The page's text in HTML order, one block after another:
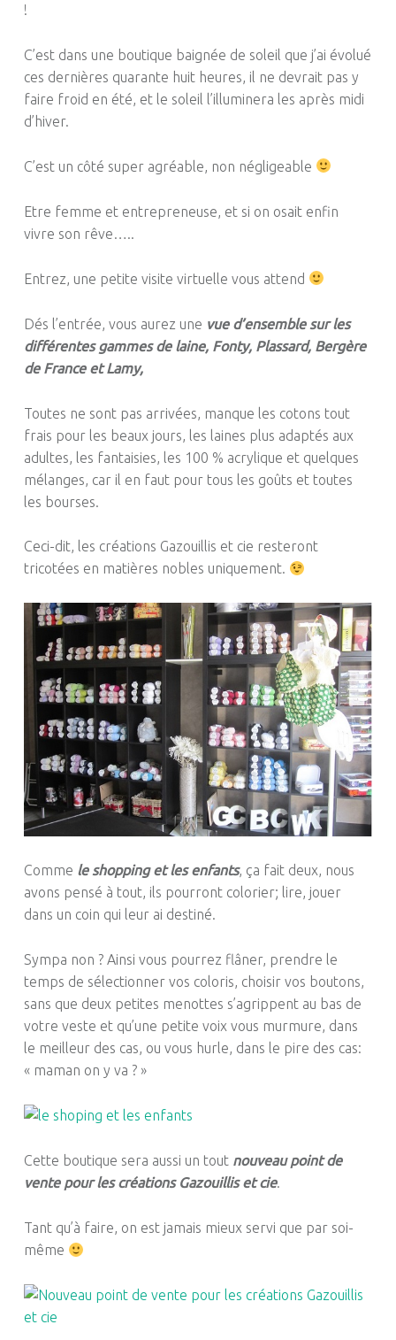
!
C’est dans une boutique baignée de soleil que j’ai évolué
ces dernières quarante huit heures, il ne devrait pas y
faire froid en été, et le soleil l’illuminera les après midi
d’hiver.
C’est un côté super agréable, non négligeable
Etre femme et entrepreneuse, et si on osait enfin
vivre son rêve…..
Entrez, une petite visite virtuelle vous attend
Dés l’entrée, vous aurez une vue d’ensemble sur les
différentes gammes de laine, Fonty, Plassard, Bergère
de France et Lamy,
Toutes ne sont pas arrivées, manque les cotons tout
frais pour les beaux jours, les laines plus adaptés aux
adultes, les fantaisies, les 100 % acrylique et quelques
mélanges, car il en faut pour tous les goûts et toutes
les bourses.
Ceci-dit, les créations Gazouillis et cie resteront
tricotées en matières nobles uniquement.
Comme le shopping et les enfants, ça fait deux, nous
avons pensé à tout, ils pourront colorier; lire, jouer
dans un coin qui leur ai destiné.
Sympa non ? Ainsi vous pourrez flâner, prendre le
temps de sélectionner vos coloris, choisir vos boutons,
sans que deux petites menottes s’agrippent au bas de
votre veste et qu’une petite voix vous murmure, dans
le meilleur des cas, ou vous hurle, dans le pire des cas:
« maman on y va ? »
Cette boutique sera aussi un toutnouveau point de
vente pour les créations Gazouillis et cie.
Tant qu’à faire, on est jamais mieux servi que par soi-
même